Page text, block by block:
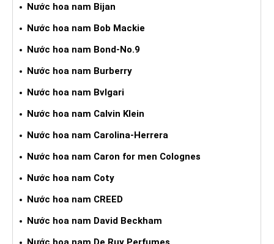
Nước hoa nam Bijan
Nước hoa nam Bob Mackie
Nước hoa nam Bond-No.9
Nước hoa nam Burberry
Nước hoa nam Bvlgari
Nước hoa nam Calvin Klein
Nước hoa nam Carolina-Herrera
Nước hoa nam Caron for men Colognes
Nước hoa nam Coty
Nước hoa nam CREED
Nước hoa nam David Beckham